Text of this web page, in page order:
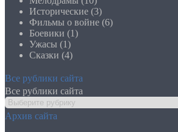
Исторические (3)
Фильмы о войне (6)
Боевики (1)
Ужасы (1)
Сказки (4)
Все рублики сайта
Все рублики сайта
Архив сайта